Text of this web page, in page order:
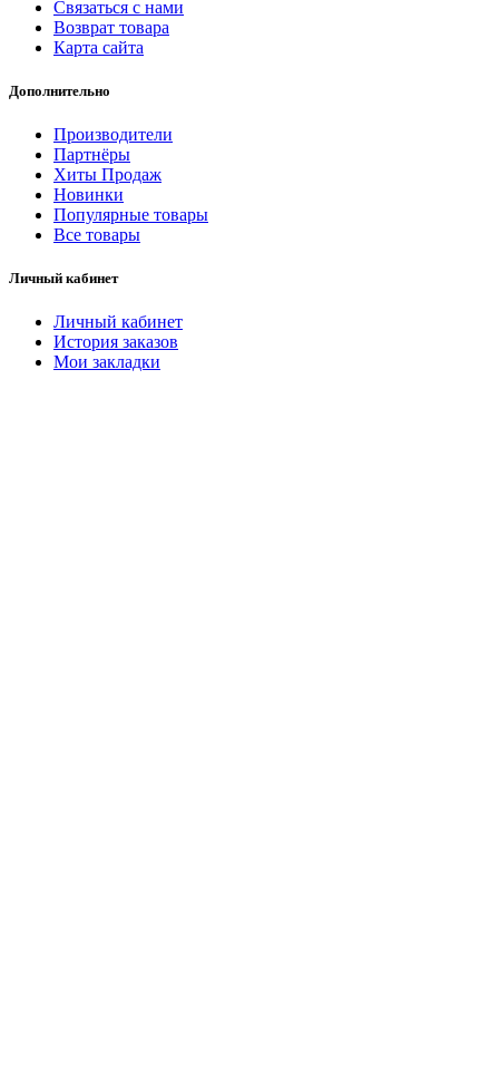
Связаться с нами
Возврат товара
Карта сайта
Дополнительно
Производители
Партнёры
Хиты Продаж
Новинки
Популярные товары
Все товары
Личный кабинет
Личный кабинет
История заказов
Мои закладки